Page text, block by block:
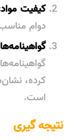
کیفیت
دوام
کرده،
است.
نتیجه گیری